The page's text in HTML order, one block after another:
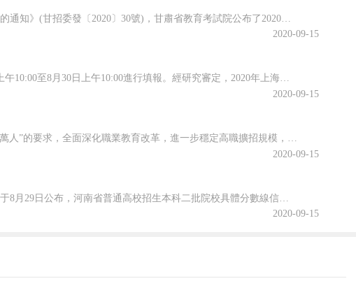
根據《關于做好2020年甘肅省成人高校和成人中等專業學校招生工作的通知》(甘招委發〔2020〕30號)，甘肅省教育考試院公布了2020年成人高校招生考試報名時間，詳細成人高考網上報名工作安排通知，跟隨查字典小編一起關注一下~2020年甘肅省成人高校招生考試報名時間確定根據《關于做好2020年甘肅省成...
2020-09-15
根據高招錄取日程安排，本科普通批次第二次征求志愿將于8月29日上午10:00至8月30日上午10:00進行填報。經研究審定，2020年上海市普通高校招生本科普通批次第二次征求志愿降分控制線為385分。查字典小編整理相關資訊，關注一下~本科普通批次第二次征求志愿填報即將開始根據高招錄取日程安排，本科普...
2020-09-15
2020-09-15
2020年河南省普通高校招生本科二批院校文科和理科平行投檔分數線于8月29日公布，河南省普通高校招生本科二批院校具體分數線信息，跟隨查字典小編一起關注一下吧~2020年河南省普通高招本科二批院校平行投檔分數線2020年河南省普通高校招生本科二批院校平行投檔分數線(文科)2020年河南省普通高校招生本...
2020-09-15